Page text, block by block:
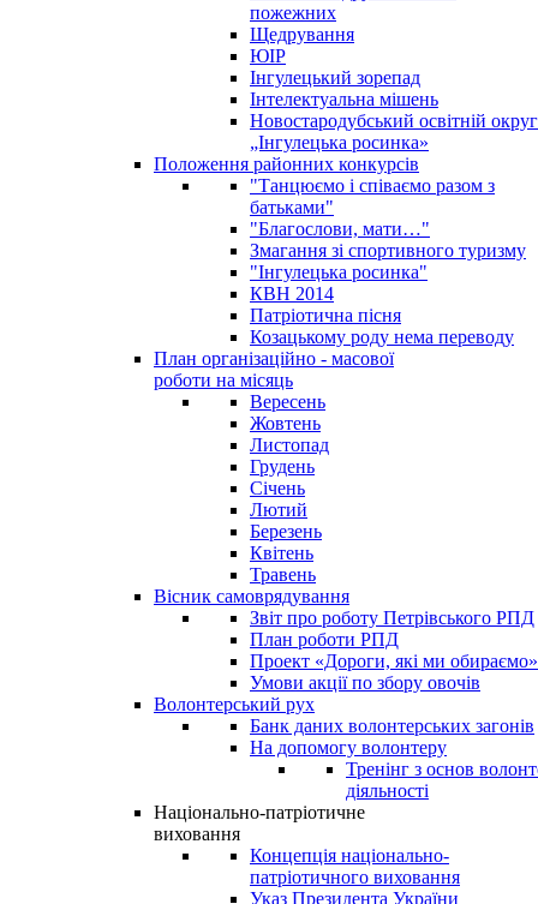
пожежних
Щедрування
ЮІР
Інгулецький зорепад
Інтелектуальна мішень
Новостародубський освітній округ
„Інгулецька росинка»
Положення районних конкурсів
"Танцюємо і співаємо разом з
батьками"
"Благослови, мати…"
Змагання зі спортивного туризму
"Інгулецька росинка"
КВН 2014
Патріотична пісня
Козацькому роду нема переводу
План організаційно - масової
роботи на місяць
Вересень
Жовтень
Листопад
Грудень
Січень
Лютий
Березень
Квітень
Травень
Вісник самоврядування
Звіт про роботу Петрівського РПД
План роботи РПД
Проект «Дороги, які ми обираємо»
Умови акції по збору овочів
Волонтерський рух
Банк даних волонтерських загонів
На допомогу волонтеру
Тренінг з основ
діяльності
Національно-патріотичне
виховання
Концепція національно-
патріотичного виховання
Указ Президента України